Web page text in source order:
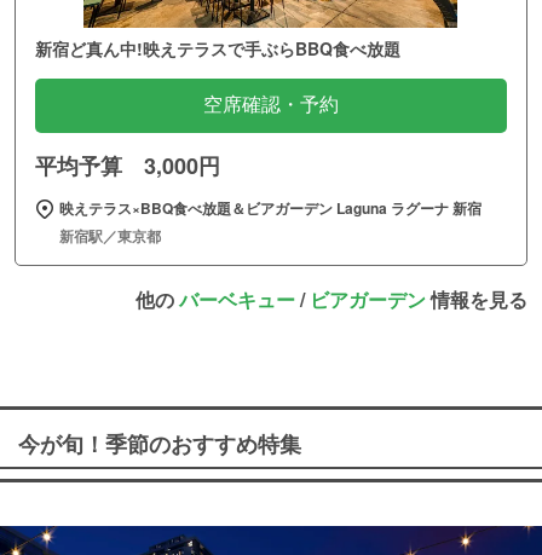
新宿ど真ん中!映えテラスで手ぶらBBQ食べ放題
空席確認・予約
平均予算 3,000円
映えテラス×BBQ食べ放題＆ビアガーデン Laguna ラグーナ 新宿
新宿駅／東京都
他のバーベキュー/ ビアガーデン情報を見る
今が旬！季節のおすすめ特集